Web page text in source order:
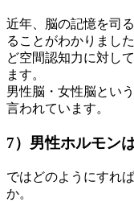
近年、脳の記憶を司
ることがわかりまし
ど空間認知力に対し
ます。
男性脳・女性脳とい
言われています。
7）男性ホルモン
ではどのようにすれ
か。